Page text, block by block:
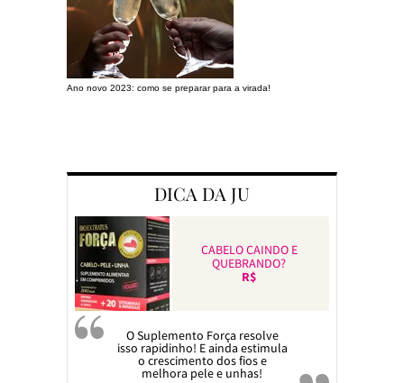
Ano novo 2023: como se preparar para a virada!
DICA DA JU
CABELO CAINDO E
QUEBRANDO?
R$
O Suplemento Força resolve
isso rapidinho! E ainda estimula
o crescimento dos fios e
melhora pele e unhas!